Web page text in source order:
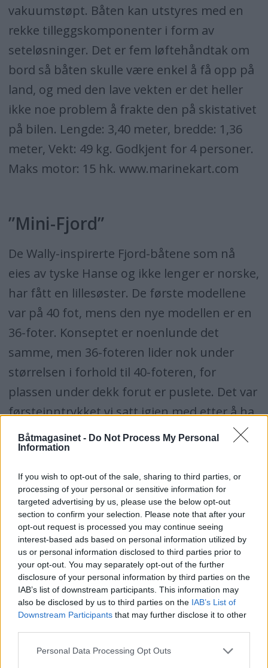
Båtmagasinet - Do Not Process My Personal
Information
If you wish to opt-out of the sale, sharing to third parties, or
processing of your personal or sensitive information for
targeted advertising by us, please use the below opt-out
section to confirm your selection. Please note that after your
opt-out request is processed you may continue seeing
interest-based ads based on personal information utilized by
us or personal information disclosed to third parties prior to
your opt-out. You may separately opt-out of the further
disclosure of your personal information by third parties on the
IAB’s list of downstream participants. This information may
also be disclosed by us to third parties on the IAB’s List of
Downstream Participants that may further disclose it to other
Personal Data Processing Opt Outs
vakuumstøpt. Båten kan utstyres med en
rekke tilleggskomponenter i form av
seteløsninger. Det er fem løftehåndtak om
bord så båten skulle være enkel å få opp på
land, og med den lave vekten er det heller
ikke noe problem å frakte den på skistativet
på bilen. Lengde: 3,40 meter, bredde: 1,36
meter, Vekt: 49 kg. Godkjent for 4 personer.
Maks motor: 15 hk. www.marinekart.com
”Mini-Fjord”
De Wally-inspirerte Fjord-båtene som nå
eies av tyske Hanse og ikke lenger er norske,
har fått en lillesøster. De første modellene
var på 40 fot, mens den nye modellen er en
36-foter. Konseptet er noenlunde det
samme, men 36-foteren lider nok under
størrelsen i forhold til 40-foteren, for
plassen under dekk forut er puslete. Det var
førsteinntrykket vi satt igjen med etter å ha
sett prototypen på messen i Düsseldorf.
Riktignok hadde de fått plass til et
toalettrom med hyggelig størrelse, men
overnattingsdelen og bysseløsningen var
liten og trang. Båten egner seg bedre som
daycruiser enn noen overnattingsbåt.
Fremdriften besørges av to Volvo Penta D4-
motorer, enten i 260 hk versjon eller i 300
hk-versjon og fartspotensialet er da 30 – 36
knop. Lengden er 10,80 meter, bredden 3,65
meter og vekten ca 6 tonn.
Drivstoffkapasitet 600 liter og ferskvann 160